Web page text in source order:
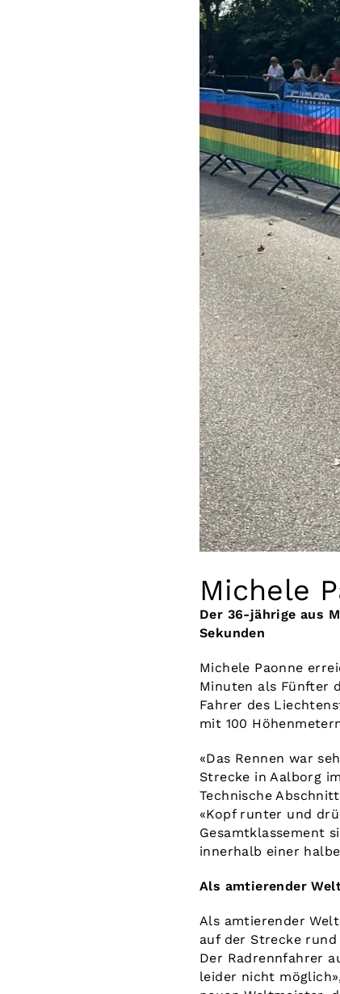
Michele
Der 36-jährige aus
Sekunden
Michele Paonne
Minuten als Fünfter
Fahrer des
mit 100
«Das Rennen war
Strecke in Aalborg
Technische
«Kopf runter und
Gesamtklassement
innerhalb einer
Als amtierender
Als amtierender
auf der Strecke
Der Radrennfahrer
leider nicht